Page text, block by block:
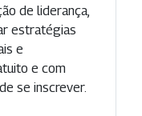
de liderança,
estratégias
e
e com
se inscrever.